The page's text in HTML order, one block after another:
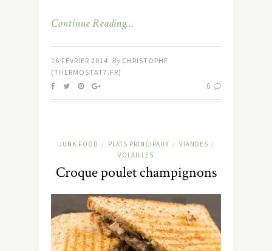
Continue Reading…
16 FÉVRIER 2014 By CHRISTOPHE
(THERMOSTAT7.FR)
0
JUNK FOOD / PLATS PRINCIPAUX / VIANDES /
VOLAILLES
Croque poulet champignons